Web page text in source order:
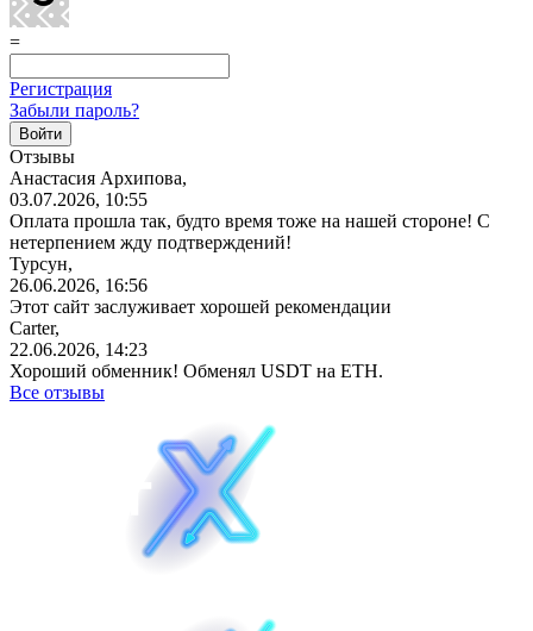
=
Регистрация
Забыли пароль?
Отзывы
Анастасия Архипова,
03.07.2026, 10:55
Оплата прошла так, будто время тоже на нашей стороне! С
нетерпением жду подтверждений!
Турсун,
26.06.2026, 16:56
Этот сайт заслуживает хорошей рекомендации
Carter,
22.06.2026, 14:23
Хороший обменник! Обменял USDT на ETH.
Все отзывы